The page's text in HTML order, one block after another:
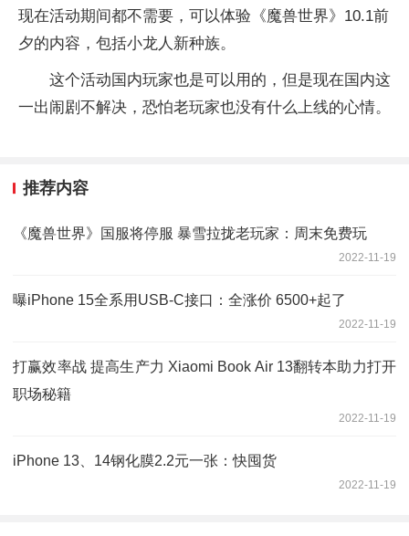
现在活动期间都不需要，可以体验《魔兽世界》10.1前
夕的内容，包括小龙人新种族。
这个活动国内玩家也是可以用的，但是现在国内这
一出闹剧不解决，恐怕老玩家也没有什么上线的心情。
推荐内容
《魔兽世界》国服将停服 暴雪拉拢老玩家：周末免费玩
2022-11-19
曝iPhone 15全系用USB-C接口：全涨价 6500+起了
2022-11-19
打赢效率战 提高生产力 Xiaomi Book Air 13翻转本助力打开
职场秘籍
2022-11-19
iPhone 13、14钢化膜2.2元一张：快囤货
2022-11-19